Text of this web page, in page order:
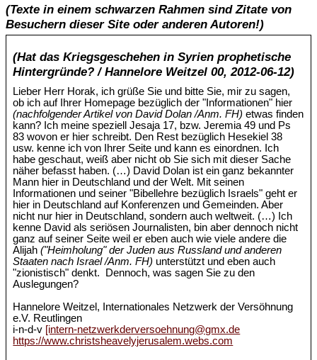
(Texte in einem schwarzen Rahmen sind Zitate von
Besuchern dieser Site oder anderen Autoren!)
(Hat das Kriegsgeschehen in Syrien prophetische
Hintergründe? / Hannelore Weitzel 00, 2012-06-12)
Lieber Herr Horak, ich grüße Sie und bitte Sie, mir zu sagen,
ob ich auf Ihrer Homepage bezüglich der "Informationen" hier
(nachfolgender Artikel von David Dolan /Anm. FH) etwas finden
kann? Ich meine speziell Jesaja 17, bzw. Jeremia 49 und Ps
83 wovon er hier schreibt. Den Rest bezüglich Hesekiel 38
usw. kenne ich von Ihrer Seite und kann es einordnen. Ich
habe geschaut, weiß aber nicht ob Sie sich mit dieser Sache
näher befasst haben. (…) David Dolan ist ein ganz bekannter
Mann hier in Deutschland und der Welt. Mit seinen
Informationen und seiner "Bibellehre bezüglich Israels" geht er
hier in Deutschland auf Konferenzen und Gemeinden. Aber
nicht nur hier in Deutschland, sondern auch weltweit. (…) Ich
kenne David als seriösen Journalisten, bin aber dennoch nicht
ganz auf seiner Seite weil er eben auch wie viele andere die
Alijah("Heimholung" der Juden aus Russland und anderen
Staaten nach Israel /Anm. FH) unterstützt und eben auch
"zionistisch" denkt. Dennoch, was sagen Sie zu den
Auslegungen?
Hannelore Weitzel, Internationales Netzwerk der Versöhnung
e.V. Reutlingen
i-n-d-v [intern-netzwerkderversoehnung@gmx.de
https://www.christsheavelyjerusalem.webs.com